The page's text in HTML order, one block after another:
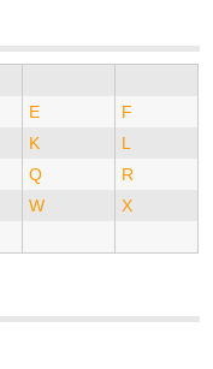
E
F
K
L
Q
R
W
X